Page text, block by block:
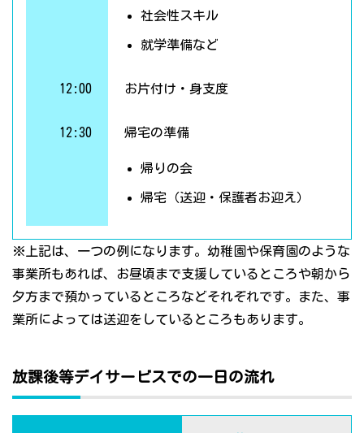
社会性スキル
就学準備など
12:00 お片付け・身支度
12:30 帰宅の準備
帰りの会
帰宅（送迎・保護者お迎え）
※上記は、一つの例になります。幼稚園や保育園のような
事業所もあれば、お昼頃まで支援しているところや朝から
夕方まで預かっているところなどそれぞれです。また、事
業所によっては送迎をしているところもあります。
放課後等デイサービスでの一日の流れ